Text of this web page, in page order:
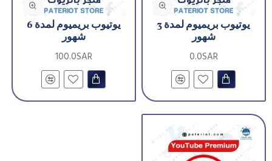
يوتيوب بريميوم لمدة 3
شهور
0.0SAR
يوتيوب بريميوم لمدة 6
شهور
100.0SAR